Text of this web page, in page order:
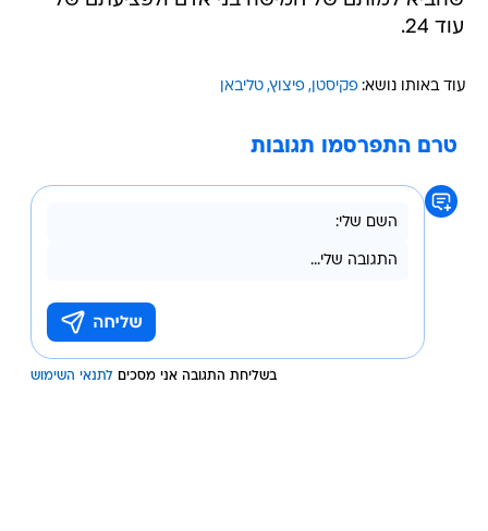
עוד 24.
עוד באותו נושא: פקיסטן פיצוץ טליבאן
טרם התפרסמו תגובות
בשליחת התגובה אני מסכים לתנאי השימוש